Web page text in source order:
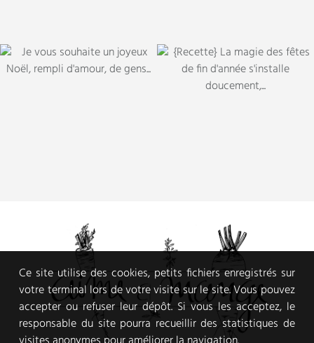
Ce site utilise des cookies, petits fichiers enregistrés sur
votre terminal lors de votre visite sur le site. Vous pouvez
accepter ou refuser leur dépôt. Si vous les acceptez, le
responsable du site pourra recueillir des statistiques de